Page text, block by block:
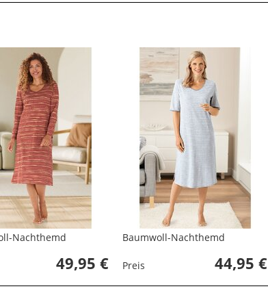
Nachthemd
49,95 €
Baumwoll-Nachthemd
Preis 44,95 €